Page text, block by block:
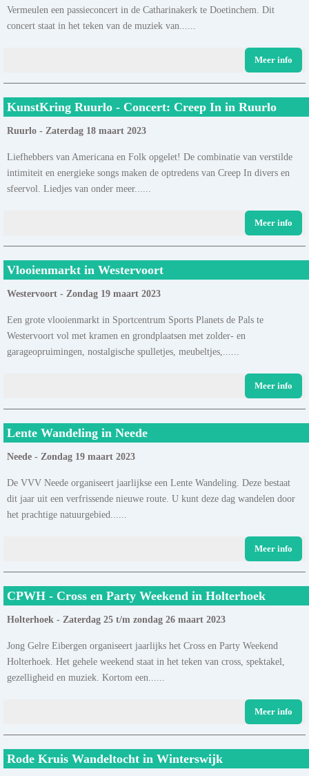
Vermeulen een passieconcert in de Catharinakerk te Doetinchem. Dit
concert staat in het teken van de muziek van......
Meer info
KunstKring Ruurlo - Concert: Creep In in Ruurlo
Ruurlo - Zaterdag 18 maart 2023
Liefhebbers van Americana en Folk opgelet! De combinatie van verstilde
intimiteit en energieke songs maken de optredens van Creep In divers en
sfeervol. Liedjes van onder meer......
Meer info
Vlooienmarkt in Westervoort
Westervoort - Zondag 19 maart 2023
Een grote vlooienmarkt in Sportcentrum Sports Planets de Pals te
Westervoort vol met kramen en grondplaatsen met zolder- en
garageopruimingen, nostalgische spulletjes, meubeltjes,......
Meer info
Lente Wandeling in Neede
Neede - Zondag 19 maart 2023
De VVV Neede organiseert jaarlijkse een Lente Wandeling. Deze bestaat
dit jaar uit een verfrissende nieuwe route. U kunt deze dag wandelen door
het prachtige natuurgebied......
Meer info
CPWH - Cross en Party Weekend in Holterhoek
Holterhoek - Zaterdag 25 t/m zondag 26 maart 2023
Jong Gelre Eibergen organiseert jaarlijks het Cross en Party Weekend
Holterhoek. Het gehele weekend staat in het teken van cross, spektakel,
gezelligheid en muziek. Kortom een......
Meer info
Rode Kruis Wandeltocht in Winterswijk